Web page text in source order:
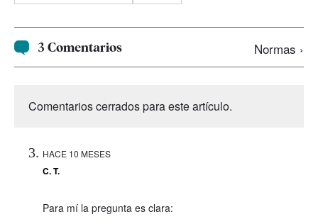
3 Comentarios Normas ›
Comentarios cerrados para este artículo.
HACE 10 MESES
C. T.
Para mí la pregunta es clara: